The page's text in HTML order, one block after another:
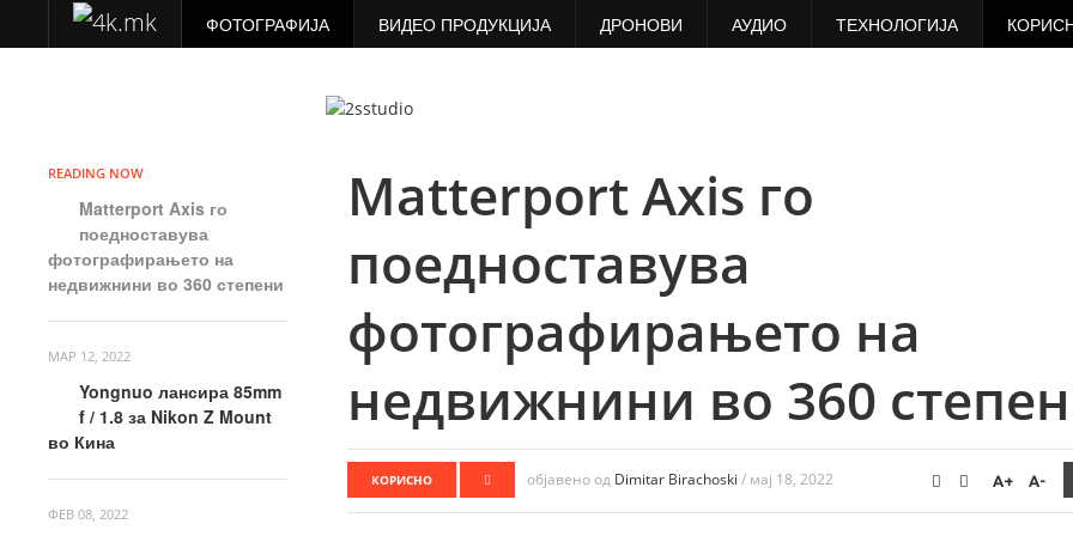
ФОТОГРАФИЈА ВИДЕО ПРОДУКЦИЈА ДРОНОВИ АУДИО ТЕХНОЛОГИЈА
READING NOW
Matterport Axis го
поедноставува
фотографирањето на
недвижнини во 360 степени
МАР 12, 2022
Yongnuo лансира 85mm
f / 1.8 за Nikon Z Mount
во Кина
ФЕВ 08, 2022
Matterport Axis го
поедноставува
фотографирањето на
недвижнини во 360
КОРИСНО објавено од Dimitar Birachoski / мај 18, 2022 A+ A-